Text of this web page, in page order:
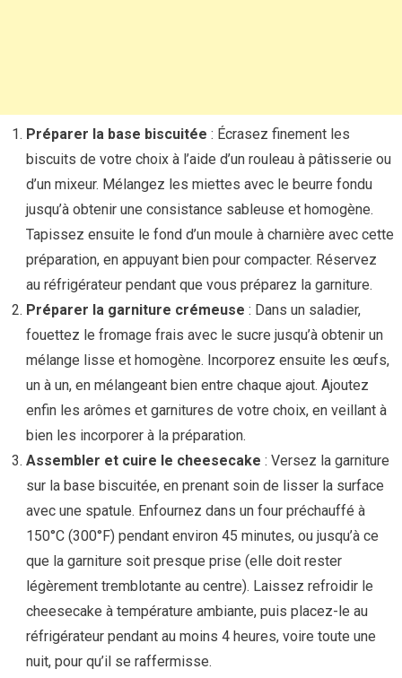
Préparer la base biscuitée : Écrasez finement les
biscuits de votre choix à l’aide d’un rouleau à pâtisserie ou
d’un mixeur. Mélangez les miettes avec le beurre fondu
jusqu’à obtenir une consistance sableuse et homogène.
Tapissez ensuite le fond d’un moule à charnière avec cette
préparation, en appuyant bien pour compacter. Réservez
au réfrigérateur pendant que vous préparez la garniture.
Préparer la garniture crémeuse : Dans un saladier,
fouettez le fromage frais avec le sucre jusqu’à obtenir un
mélange lisse et homogène. Incorporez ensuite les œufs,
un à un, en mélangeant bien entre chaque ajout. Ajoutez
enfin les arômes et garnitures de votre choix, en veillant à
bien les incorporer à la préparation.
Assembler et cuire le cheesecake : Versez la garniture
sur la base biscuitée, en prenant soin de lisser la surface
avec une spatule. Enfournez dans un four préchauffé à
150°C (300°F) pendant environ 45 minutes, ou jusqu’à ce
que la garniture soit presque prise (elle doit rester
légèrement tremblotante au centre). Laissez refroidir le
cheesecake à température ambiante, puis placez-le au
réfrigérateur pendant au moins 4 heures, voire toute une
nuit, pour qu’il se raffermisse.